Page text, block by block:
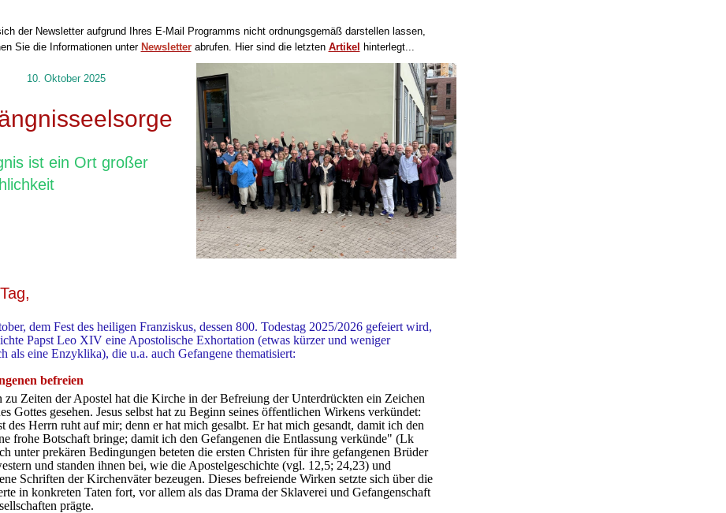
der Newsletter aufgrund Ihres E-Mail Programms nicht ordnungsgemäß darstellen lassen,
Sie die Informationen unter Newsletterabrufen. Hier sind die letzten Artikel hinterlegt...
10. Oktober 2025
ist ein Ort großer
dem Fest des heiligen Franziskus, dessen 800. Todestag 2025/2026 gefeiert wird,
Papst Leo XIV eine Apostolische Exhortation (etwas kürzer und weniger
als eine Enzyklika), die u.a. auch Gefangene thematisiert:
befreien
zu Zeiten der Apostel hat die Kirche in der Befreiung der Unterdrückten ein Zeichen
Gottes gesehen. Jesus selbst hat zu Beginn seines öffentlichen Wirkens verkündet:
des Herrn ruht auf mir; denn er hat mich gesalbt. Er hat mich gesandt, damit ich den
frohe Botschaft bringe; damit ich den Gefangenen die Entlassung verkünde" (Lk
unter prekären Bedingungen beteten die ersten Christen für ihre gefangenen Brüder
und standen ihnen bei, wie die Apostelgeschichte (vgl. 12,5; 24,23) und
Schriften der Kirchenväter bezeugen. Dieses befreiende Wirken setzte sich über die
in konkreten Taten fort, vor allem als das Drama der Sklaverei und Gefangenschaft
prägte.